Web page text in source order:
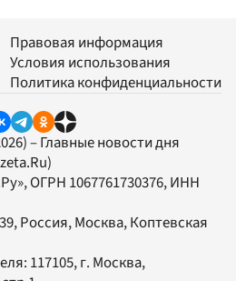
Правовая информация
Условия использования
Политика конфиденциальности
– Главные новости дня
, ОГРН 1067761730376, ИНН
Россия, Москва, Коптевская
117105, г. Москва,